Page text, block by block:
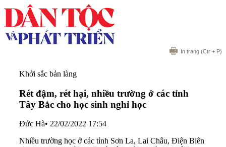
In trang (Ctr + P)
Khởi sắc bản làng
Rét đậm, rét hại, nhiều trường ở các tỉnh
Tây Bắc cho học sinh nghỉ học
Đức Hà• 22/02/2022 17:54
Nhiều trường học ở các tỉnh Sơn La, Lai Châu, Điện Biên